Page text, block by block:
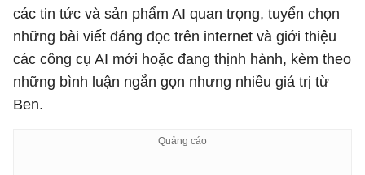
các tin tức và sản phẩm AI quan trọng, tuyển chọn
những bài viết đáng đọc trên internet và giới thiệu
các công cụ AI mới hoặc đang thịnh hành, kèm theo
những bình luận ngắn gọn nhưng nhiều giá trị từ
Ben.